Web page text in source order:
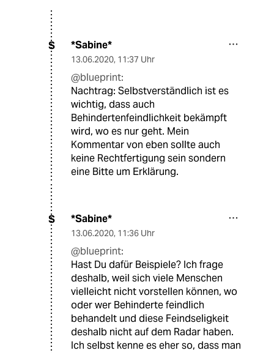
S *Sabine*
13.06.2020, 11:37 Uhr
@blueprint:
Nachtrag: Selbstverständlich ist es
wichtig, dass auch
Behindertenfeindlichkeit bekämpft
wird, wo es nur geht. Mein
Kommentar von eben sollte auch
keine Rechtfertigung sein sondern
eine Bitte um Erklärung.
S *Sabine*
13.06.2020, 11:36 Uhr
@blueprint:
Hast Du dafür Beispiele? Ich frage
deshalb, weil sich viele Menschen
vielleicht nicht vorstellen können, wo
oder wer Behinderte feindlich
behandelt und diese Feindseligkeit
deshalb nicht auf dem Radar haben.
Ich selbst kenne es eher so, dass man